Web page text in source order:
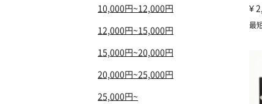
10,000円~12,000円
12,000円~15,000円
15,000円~20,000円
20,000円~25,000円
25,000円~